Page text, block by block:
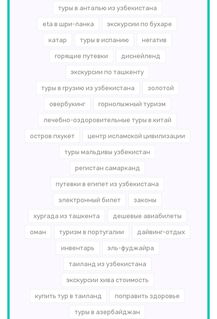
туры в анталью из узбекистана
eta в шри-ланка экскурсии по бухаре
катар туры в испанию негатив
горящие путевки диснейленд
экскурсии по ташкенту
туры в грузию из узбекистана золотой
овербукинг горнолыжный туризм
лечебно-оздоровительные туры в китай
остров пхукет центр исламской цивилизации
туры мальдивы узбекистан
регистан самарканд
путевки в египет из узбекистана
электронный билет законы
хургада из ташкента дешевые авиабилеты
оман туризм в португалии дайвинг-отдых
инвентарь эль-­фуджайра
таиланд из узбекистана
экскурсии хива стоимость
купить тур в таиланд поправить здоровье
туры в азербайджан